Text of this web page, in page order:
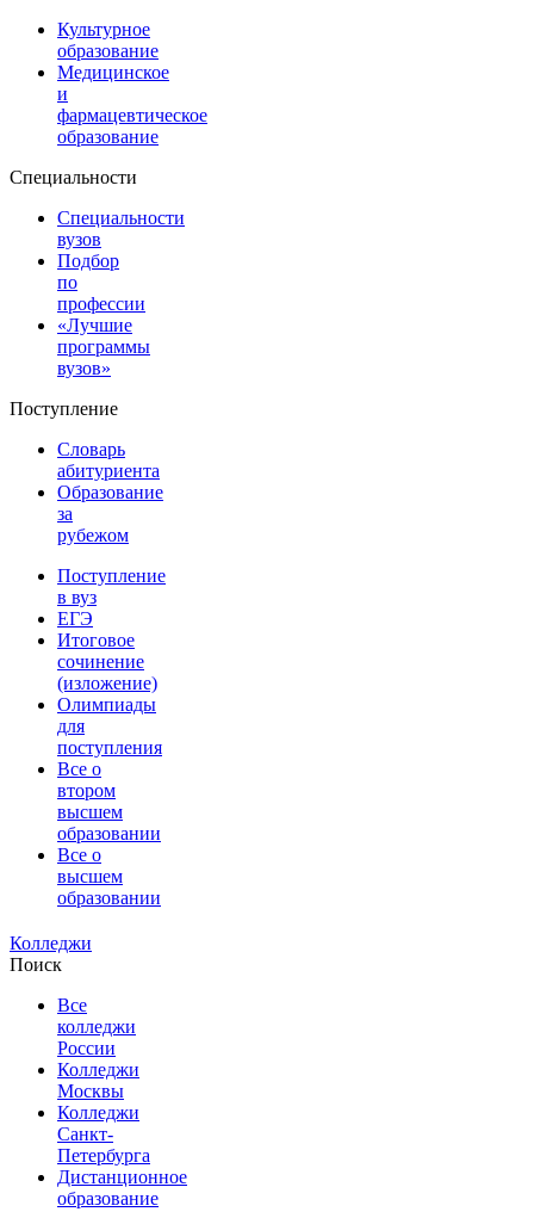
Культурное
образование
Медицинское
и
фармацевтическое
образование
Специальности
Специальности
вузов
Подбор
по
профессии
«Лучшие
программы
вузов»
Поступление
Словарь
абитуриента
Образование
за
рубежом
Поступление
в вуз
ЕГЭ
Итоговое
сочинение
(изложение)
Олимпиады
для
поступления
Все о
втором
высшем
образовании
Все о
высшем
образовании
Колледжи
Поиск
Все
колледжи
России
Колледжи
Москвы
Колледжи
Санкт-
Петербурга
Дистанционное
образование